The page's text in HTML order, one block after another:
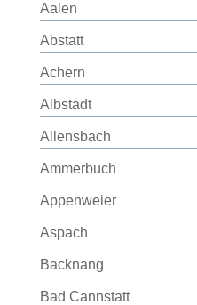
Aalen
Abstatt
Achern
Albstadt
Allensbach
Ammerbuch
Appenweier
Aspach
Backnang
Bad Cannstatt